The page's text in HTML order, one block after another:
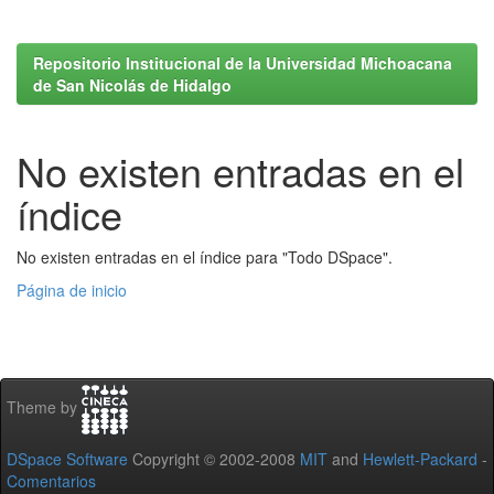
Repositorio Institucional de la Universidad Michoacana
de San Nicolás de Hidalgo
No existen entradas en el
índice
No existen entradas en el índice para "Todo DSpace".
Página de inicio
Theme by
DSpace Software Copyright © 2002-2008 MIT and Hewlett-Packard -
Comentarios